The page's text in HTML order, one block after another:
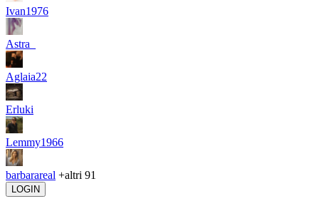
Ivan1976
Astra_
Aglaia22
Erluki
Lemmy1966
barbarareal +altri 91
LOGIN